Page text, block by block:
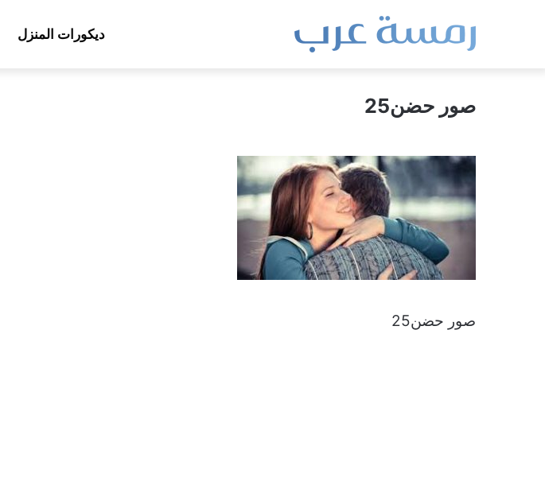
ديكورات المنزل
صور حضن25
صور حضن25